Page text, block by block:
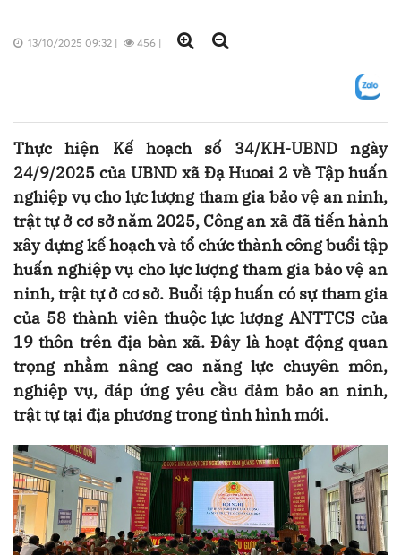
13/10/2025 09:32 | 456 |
Thực hiện Kế hoạch số 34/KH-UBND ngày
24/9/2025 của UBND xã Đạ Huoai 2 về Tập huấn
nghiệp vụ cho lực lượng tham gia bảo vệ an ninh,
trật tự ở cơ sở năm 2025, Công an xã đã tiến hành
xây dựng kế hoạch và tổ chức thành công buổi tập
huấn nghiệp vụ cho lực lượng tham gia bảo vệ an
ninh, trật tự ở cơ sở. Buổi tập huấn có sự tham gia
của 58 thành viên thuộc lực lượng ANTTCS của
19 thôn trên địa bàn xã. Đây là hoạt động quan
trọng nhằm nâng cao năng lực chuyên môn,
nghiệp vụ, đáp ứng yêu cầu đảm bảo an ninh,
trật tự tại địa phương trong tình hình mới.